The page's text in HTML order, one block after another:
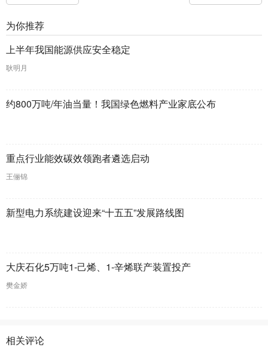
为你推荐
上半年我国能源供应安全稳定
耿明月
约800万吨/年油当量！我国绿色燃料产业家底公布
重点行业能效碳效领跑者遴选启动
王俪锦
新型电力系统建设迎来“十五五”发展路线图
大庆石化5万吨1-己烯、1-辛烯联产装置投产
樊金娇
相关评论